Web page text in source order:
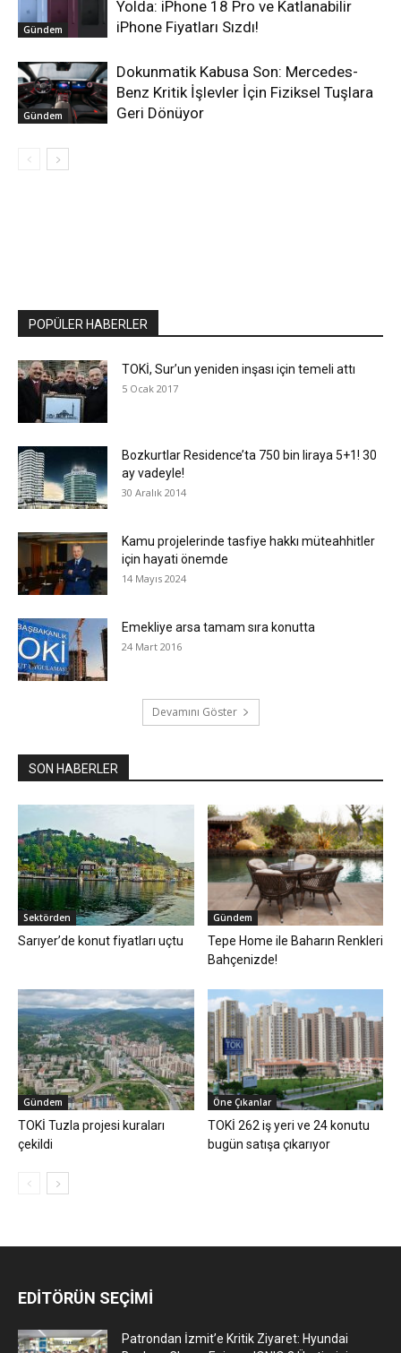
Gündem
Yolda: iPhone 18 Pro ve Katlanabilir
iPhone Fiyatları Sızdı!
Gündem
Dokunmatik Kabusa Son: Mercedes-
Benz Kritik İşlevler İçin Fiziksel Tuşlara
Geri Dönüyor
POPÜLER HABERLER
TOKİ, Sur’un yeniden inşası için temeli attı
5 Ocak 2017
Bozkurtlar Residence’ta 750 bin liraya 5+1! 30
ay vadeyle!
30 Aralık 2014
Kamu projelerinde tasfiye hakkı müteahhitler
için hayati önemde
14 Mayıs 2024
Emekliye arsa tamam sıra konutta
24 Mart 2016
Devamını Göster
SON HABERLER
Sektörden
Sarıyer’de konut fiyatları uçtu
Gündem
Tepe Home ile Baharın Renkleri
Bahçenizde!
Gündem
TOKİ Tuzla projesi kuraları
çekildi
Öne Çıkanlar
TOKİ 262 iş yeri ve 24 konutu
bugün satışa çıkarıyor
EDİTÖRÜN SEÇİMİ
Patrondan İzmit’e Kritik Ziyaret: Hyundai